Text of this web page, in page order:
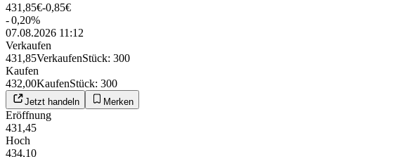
431,85€-0,85€
-0,20%
07.08.2026 11:12
Verkaufen
431,85VerkaufenStück: 300
Kaufen
432,00KaufenStück: 300
Jetzt handeln Merken
Eröffnung
431,45
Hoch
434,10